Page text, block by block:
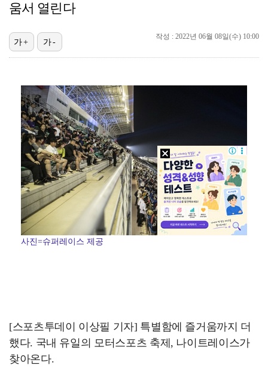
'리그 2연패 정조준' 아스널, 뉴캐슬서 기마랑이스 영…
에스파 고척돔 공연에 반가운 얼굴…아이들 미연·트와이스…
'서명관·야고 연속골' 울산, 동해안 더비서 포항 제압…
움서 열린다
작성 : 2022년 06월 08일(수) 10:00
가+ 가-
사진=슈퍼레이스 제공
[스포츠투데이 이상필 기자] 특별함에 즐거움까지 더
했다. 국내 유일의 모터스포츠 축제, 나이트레이스가
찾아온다.